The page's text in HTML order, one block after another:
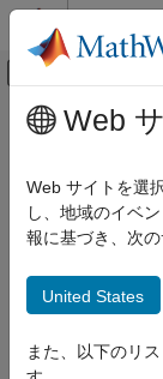
コンテンツへスキッ
オフキ
ドキュメンテーショ
数学
フーリエ解析とフィ
nufft
項目一覧
説明
メインコンテ
nufft
非等間隔高速
構文
Y =
Web
Web サイトを選
し、地域のイベ
報に基づき、次
United States
また、以下のリ